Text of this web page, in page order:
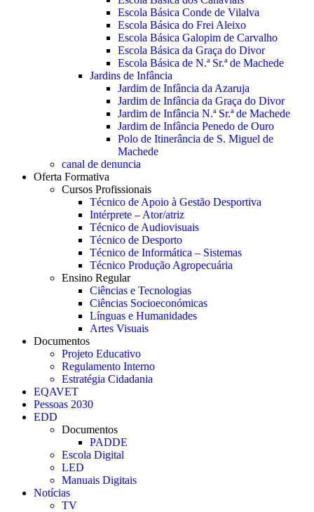
Escola Básica Conde de Vilalva
Escola Básica do Frei Aleixo
Escola Básica Galopim de Carvalho
Escola Básica da Graça do Divor
Escola Básica de N.ª Sr.ª de Machede
Jardins de Infância
Jardim de Infância da Azaruja
Jardim de Infância da Graça do Divor
Jardim de Infância N.ª Sr.ª de Machede
Jardim de Infância Penedo de Ouro
Polo de Itinerância de S. Miguel de
Machede
canal de denuncia
Oferta Formativa
Cursos Profissionais
Técnico de Apoio à Gestão Desportiva
Intérprete – Ator/atriz
Técnico de Audiovisuais
Técnico de Desporto
Técnico de Informática – Sistemas
Técnico Produção Agropecuária
Ensino Regular
Ciências e Tecnologias
Ciências Socioeconómicas
Línguas e Humanidades
Artes Visuais
Documentos
Projeto Educativo
Regulamento Interno
Estratégia Cidadania
EQAVET
Pessoas 2030
EDD
Documentos
PADDE
Escola Digital
LED
Manuais Digitais
Notícias
TV